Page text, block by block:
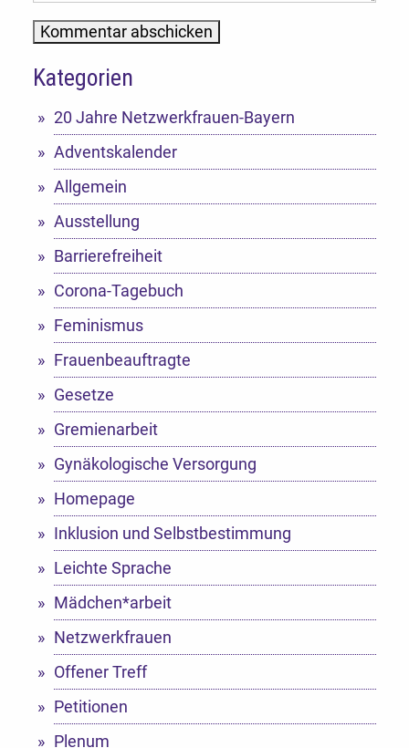
Alternative:
Kategorien
20 Jahre Netzwerkfrauen-Bayern
Adventskalender
Allgemein
Ausstellung
Barrierefreiheit
Corona-Tagebuch
Feminismus
Frauenbeauftragte
Gesetze
Gremienarbeit
Gynäkologische Versorgung
Homepage
Inklusion und Selbstbestimmung
Leichte Sprache
Mädchen*arbeit
Netzwerkfrauen
Offener Treff
Petitionen
Plenum